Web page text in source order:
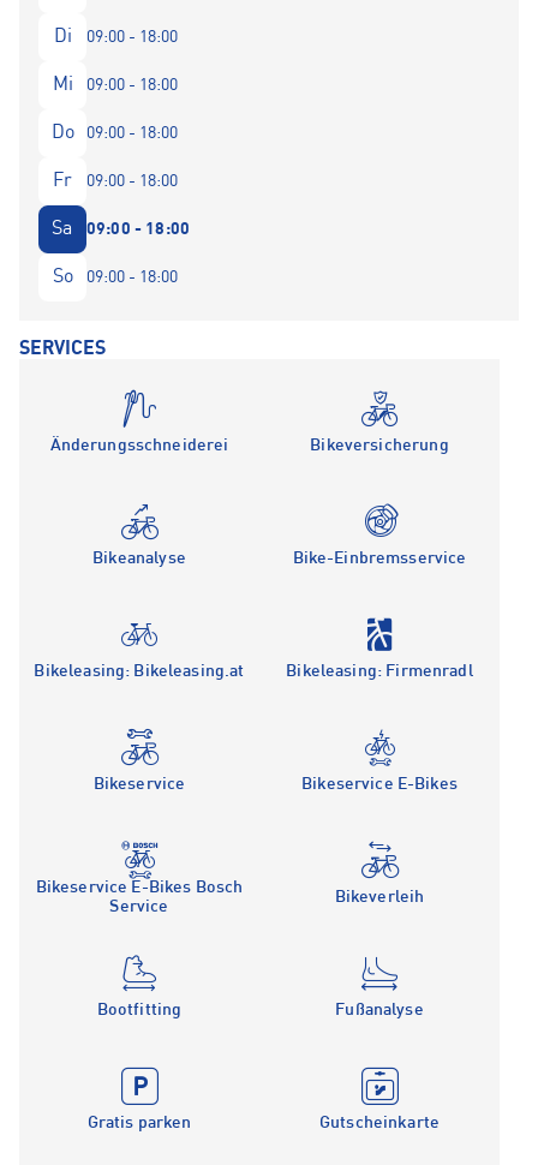
Di 09:00 - 18:00
Mi 09:00 - 18:00
Do 09:00 - 18:00
Fr 09:00 - 18:00
Sa 09:00 - 18:00
So 09:00 - 18:00
SERVICES
Änderungsschneiderei Bikeversicherung
Bikeanalyse Bike-Einbremsservice
Bikeleasing: Bikeleasing.at Bikeleasing: Firmenradl
Bikeservice Bikeservice E-Bikes
Bikeservice E-Bikes Bosch
Service
Bikeverleih
Bootfitting Fußanalyse
Gratis parken Gutscheinkarte